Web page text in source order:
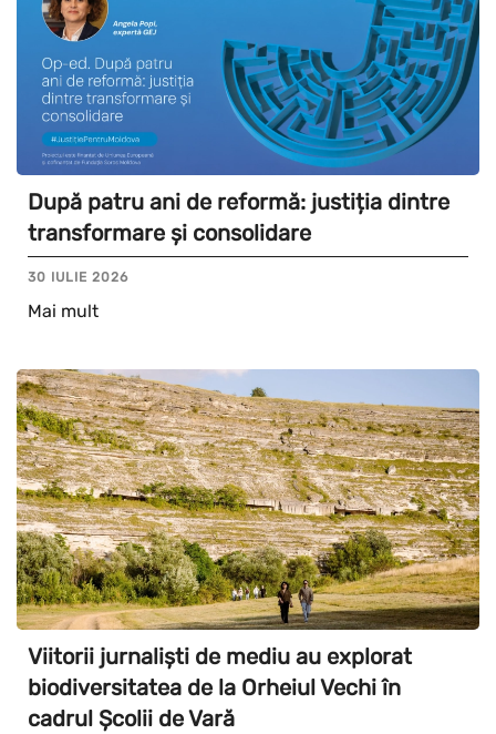
După patru ani de reformă: justiția dintre
transformare și consolidare
30 IULIE 2026
Mai mult
Viitorii jurnaliști de mediu au explorat
biodiversitatea de la Orheiul Vechi în
cadrul Școlii de Vară